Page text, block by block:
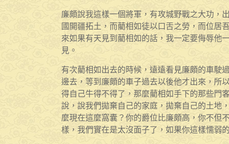
廉頗說我這樣一個將軍，有攻城野戰之大功，
國開疆拓土，而藺相如徒以口舌之勞，而位居
來如果有天見到藺相如的話，我一定要侮辱他
見。
有次藺相如出去的時候，遠遠看見廉頗的車駛
邊去，等到廉頗的車子過去以後他才出來，所
得自己牛得不得了，那麼藺相如手下的那些門
說，說我們拋棄自己的家庭，拋棄自己的土地
麼現在這麼窩囊？你的爵位比廉頗高，你不但
樣，我們實在是太沒面子了，如果你這樣懦弱